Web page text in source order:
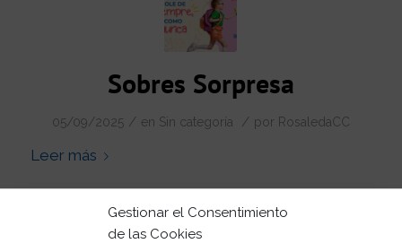
Gestionar el Consentimiento
de las Cookies
Sobres Sorpresa
05/09/2025 / en Sin categoría / por RosaledaCC
Leer más